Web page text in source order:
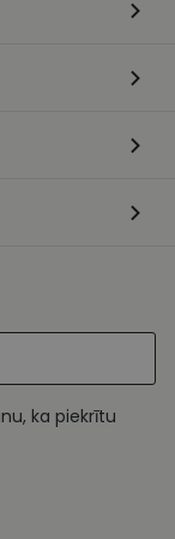
ka piekrītu
izmanto
ir